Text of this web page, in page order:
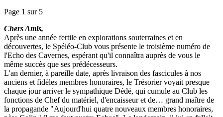
Page 1 sur 5
Chers Amis,
Après une année fertile en explorations souterraines et en
découvertes, le Spéléo-Club vous présente le troisième numéro de
l'Echo des Cavernes, espérant qu'il connaîtra auprès de vous le
même succès que ses prédécesseurs.
L'an dernier, à pareille date, après livraison des fascicules à nos
anciens et fidèles membres honoraires, le Trésorier voyait presque
chaque jour arriver le sympathique Dédé, qui cumule au Club les
fonctions de Chef du matériel, d'encaisseur et de… grand maître de
la propagande "Aujourd'hui quatre nouveaux membres honoraires,